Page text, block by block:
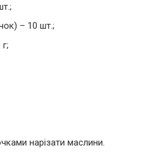
– 10 шт.;
нарізати маслини.